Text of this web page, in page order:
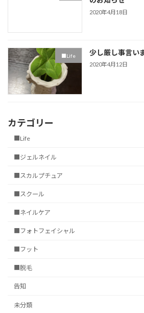
2020年4月18日
■Life 少し厳し事言い
2020年4月12日
カテゴリー
■Life
■ジェルネイル
■スカルプチュア
■スクール
■ネイルケア
■フォトフェイシャル
■フット
■脱毛
告知
未分類